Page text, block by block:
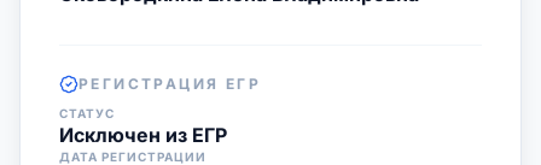
РЕГИСТРАЦИЯ ЕГР
СТАТУС
Исключен из ЕГР
ДАТА РЕГИСТРАЦИИ